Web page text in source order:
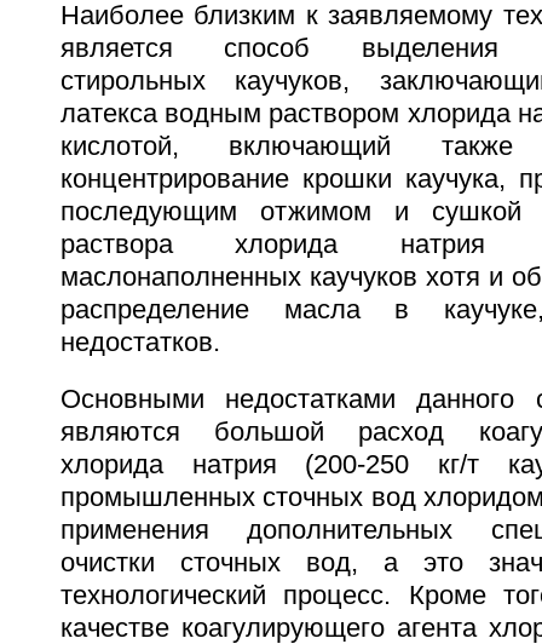
Наиболее близким к заявляемому
является способ выделения
стирольных каучуков,
латекса водным раствором хлорида
кислотой, включающий
концентрирование крошки каучука,
последующим отжимом и сушкой
раствора хлорида натрия
маслонаполненных каучуков хотя и
распределение масла в
недостатков.
Основными недостатками данного
являются большой расход
хлорида натрия (200-250 кг/т
промышленных сточных вод хлоридом
применения дополнительных
очистки сточных вод, а это
технологический процесс. Кроме
качестве коагулирующего агента